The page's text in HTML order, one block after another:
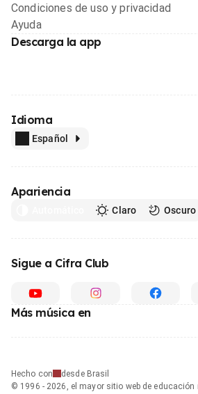
Condiciones de uso y privacidad
Ayuda
Descarga la app
Idioma
Español
Apariencia
Claro Oscuro
Sigue a Cifra Club
Más música en
Hecho con
desde Brasil
© 1996 - 2026, el mayor sitio web de